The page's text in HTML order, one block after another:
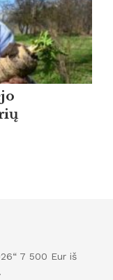
7 500 Eur iš